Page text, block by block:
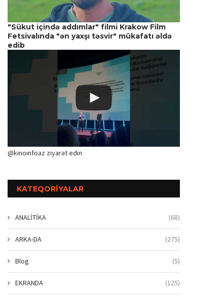
"Sükut içində addımlar" filmi Krakow Film
Fetsivalında "ən yaxşı təsvir" mükafatı əldə
edib
@kinoinfoaz ziyarət edin
KATEQORIYALAR
ANALİTİKA (68)
ARKA-DA (275)
Blog (5)
EKRANDA (125)